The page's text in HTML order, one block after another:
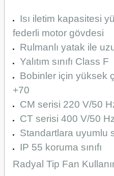
Isı iletim kapasitesi
federli motor gövdesi
Rulmanlı yatak ile
Yalıtım sınıfı Class F
Bobinler için yüksek
+70
CM serisi 220 V/50
CT serisi 400 V/50
Standartlara uyumlu
IP 55 koruma sınıfı
Radyal Tip Fan